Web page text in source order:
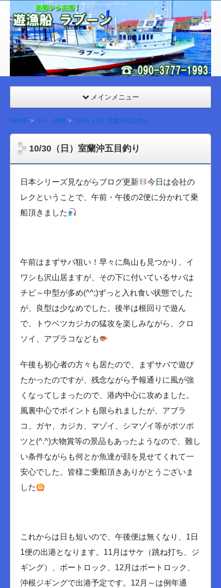
室
蘭
遊漁
船
ラブ
ーン
メインメニュー
HOME サバ・青物 10/30（日）室蘭沖五目釣り
10/30（日）室蘭沖五目釣り
日本シリーズ見ながらブログ更新
今日は会社の
レクということで、午前・午後の2便に分かれて乗
船頂きました
午前はまずサバ狙い！早々に鳥山も見つかり、イ
ワシも沢山居ますが、その下に付いているサバは
チビ～中型が多め(^^;)ずっと入れ食い状態でした
が、良型は少なめでした。後半は根回りで遊ん
で、トウベツカジカの猛攻を楽しみながら、クロ
ソイ、アブラコなども
午後も初心者の方々も居たので、まずサバで遊び
たかったのですが、残念ながら予報通りに風が強
くなってしまったので、港内中心に攻めました。
風裏中心でポイントも限られましたが、アブラ
コ、ガヤ、カジカ、マゾイ、シマゾイ等がポツポ
ツと(^.^)大物賞等の景品もあったようなので、難し
い条件ながらも何とか魚達が顔を見せてくれて一
安心でした。皆様ご乗船頂きありがとうございま
した
これからは日も短いので、午後便は無くなり、1日
1便の出港となります。11月はサケ（跳ね打ち、ジ
ギング）、ボートロック、12月はボートロック、
沖根ジギングで出港予定です。12月～は例年通